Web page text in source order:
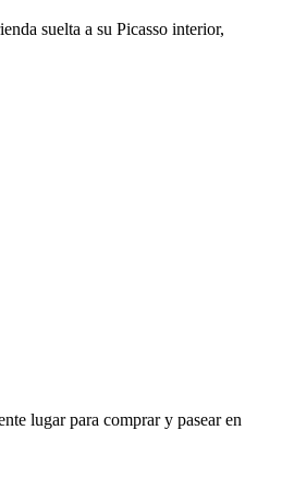
suelta a su Picasso interior,
lugar para comprar y pasear en